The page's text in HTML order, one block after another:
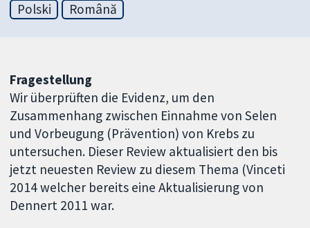
Polski
Română
Fragestellung
Wir überprüften die Evidenz, um den
Zusammenhang zwischen Einnahme von Selen
und Vorbeugung (Prävention) von Krebs zu
untersuchen. Dieser Review aktualisiert den bis
jetzt neuesten Review zu diesem Thema (Vinceti
2014 welcher bereits eine Aktualisierung von
Dennert 2011 war.